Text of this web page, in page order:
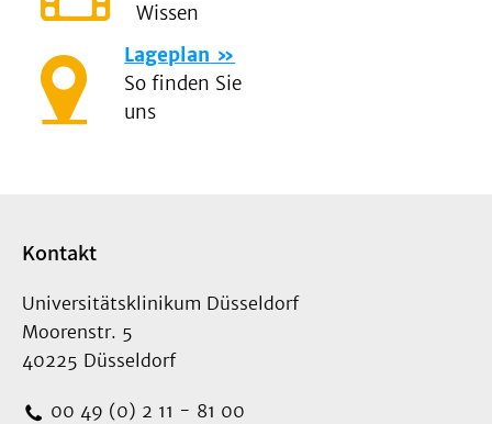
Wissen
Lageplan
So finden Sie
uns
Kontakt
Universitätsklinikum Düsseldorf
Moorenstr. 5
40225 Düsseldorf
00 49 (0) 2 11 - 81 00